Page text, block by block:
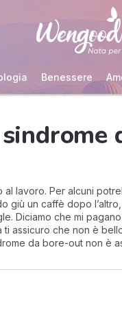
Benessere
al lavoro. Per alcuni
giù un caffè dopo
Diciamo che mi
assicuro che non è
da bore-out non è